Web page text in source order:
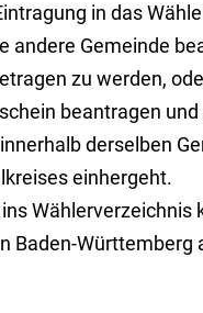
in das
andere Gemeinde
zu werden,
beantragen
derselben
einhergeht.
Wählerverzeichnis
Baden-Württemberg